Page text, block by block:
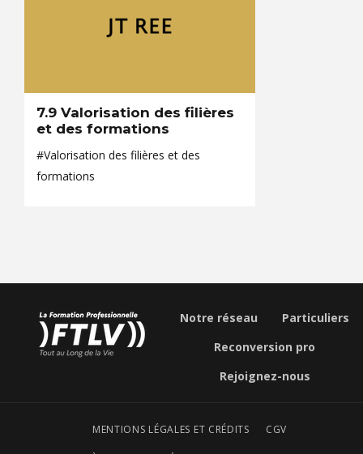
7.9 Valorisation des filières
et des formations
#Valorisation des filières et des
formations
Notre réseau
Particuliers
Reconversion pro
Rejoignez-nous
MENTIONS LÉGALES ET CRÉDITS CGV